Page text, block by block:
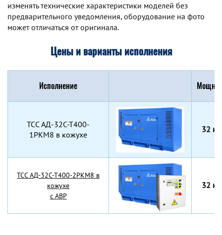
изменять технические характеристики моделей без
предварительного уведомления, оборудование на фото
может отличаться от оригинала.
Цены и варианты исполнения
Исполнение
TCC АД-32С-Т400-
1РКМ8 в кожухе
32
TCC АД-32С-Т400-2РКМ8 в
кожухе
с АВР
32